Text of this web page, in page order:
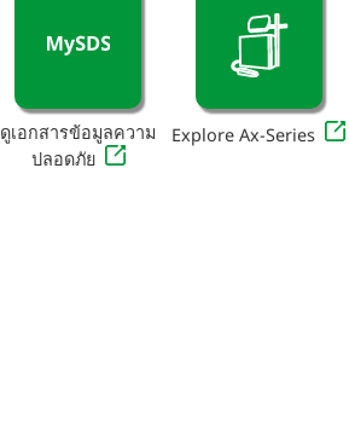
ดูเอกสารข้อมูลความ
ปลอดภัย
Explore Ax-Series